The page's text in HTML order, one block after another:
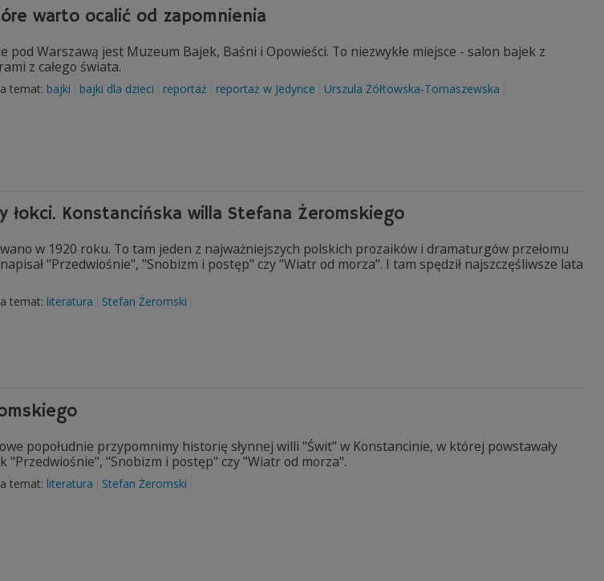
warto ocalić od zapomnienia
pod Warszawą jest Muzeum Bajek, Baśni i Opowieści. To niezwykłe miejsce - salon bajek z
z całego świata.
temat: bajki bajki dla dzieci reportaż reportaż w Jedynce Urszula Żółtowska-Tomaszewska
łokci. Konstancińska willa Stefana Żeromskiego
w 1920 roku. To tam jeden z najważniejszych polskich prozaików i dramaturgów przełomu
"Przedwiośnie", "Snobizm i postęp" czy "Wiatr od morza". I tam spędził najszczęśliwsze lata
temat: literatura Stefan Żeromski
popołudnie przypomnimy historię słynnej willi "Świt" w Konstancinie, w której powstawały
"Przedwiośnie", "Snobizm i postęp" czy "Wiatr od morza".
temat: literatura Stefan Żeromski